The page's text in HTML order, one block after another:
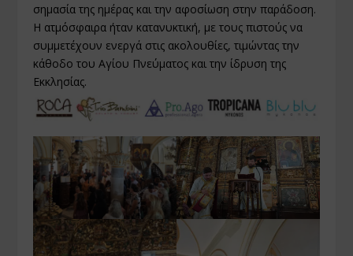
σημασία της ημέρας και την αφοσίωση στην παράδοση.
Η ατμόσφαιρα ήταν κατανυκτική, με τους πιστούς να
συμμετέχουν ενεργά στις ακολουθίες, τιμώντας την
κάθοδο του Αγίου Πνεύματος και την ίδρυση της
Εκκλησίας.